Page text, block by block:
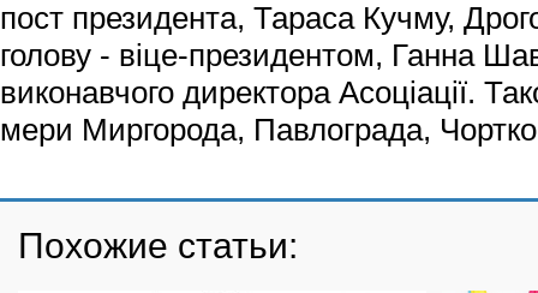
пост президента, Тараса Кучму,
голову - віце-президентом, Ганна
виконавчого директора Асоціації.
мери Миргорода, Павлограда,
Похожие статьи: